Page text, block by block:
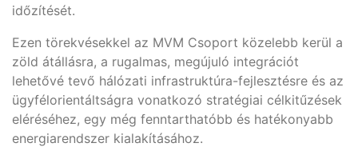
időzítését.
Ezen törekvésekkel az MVM Csoport közelebb kerül a
zöld átállásra, a rugalmas, megújuló integrációt
lehetővé tevő hálózati infrastruktúra-fejlesztésre és az
ügyfélorientáltságra vonatkozó stratégiai célkitűzések
eléréséhez, egy még fenntarthatóbb és hatékonyabb
energiarendszer kialakításához.